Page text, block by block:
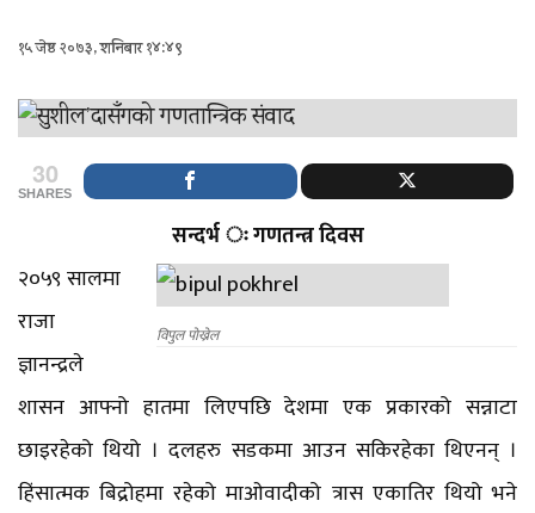
१५ जेष्ठ २०७३, शनिबार १४:४९
30
SHARES
सन्दर्भ ः गणतन्त्र दिवस
विपुल पोख्रेल
२०५९ सालमा
राजा
ज्ञानन्द्रले
शासन आफ्नो हातमा लिएपछि देशमा एक प्रकारको सन्नाटा
छाइरहेको थियो । दलहरु सडकमा आउन सकिरहेका थिएनन् ।
हिंसात्मक बिद्रोहमा रहेको माओवादीको त्रास एकातिर थियो भने